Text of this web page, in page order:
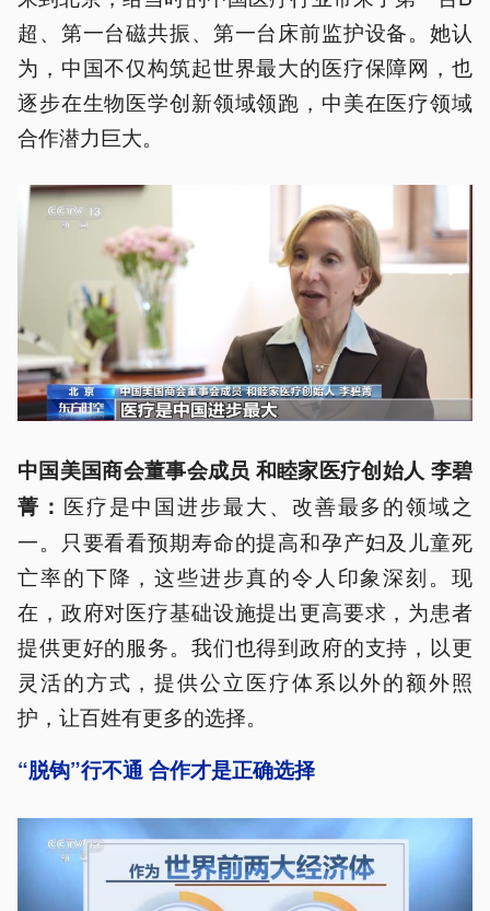
超、第一台磁共振、第一台床前监护设备。她认
为，中国不仅构筑起世界最大的医疗保障网，也
逐步在生物医学创新领域领跑，中美在医疗领域
合作潜力巨大。
中国美国商会董事会成员 和睦家医疗创始人 李碧
菁： 医疗是中国进步最大、改善最多的领域之
一。只要看看预期寿命的提高和孕产妇及儿童死
亡率的下降，这些进步真的令人印象深刻。现
在，政府对医疗基础设施提出更高要求，为患者
提供更好的服务。我们也得到政府的支持，以更
灵活的方式，提供公立医疗体系以外的额外照
护，让百姓有更多的选择。
“脱钩”行不通 合作才是正确选择